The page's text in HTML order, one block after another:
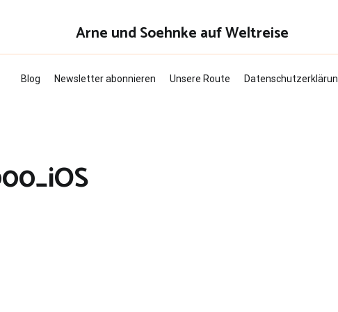
Arne und Soehnke auf Weltreise
Blog Newsletter abonnieren Unsere Route